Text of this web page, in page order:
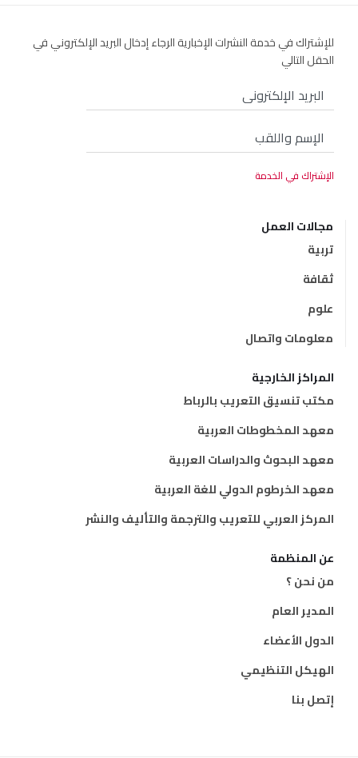
للإشتراك في خدمة النشرات الإخبارية الرجاء إدخال البريد الإلكتروني في
الحقل التالي
مجالات العمل
تربية
ثقافة
علوم
معلومات واتصال
المراكز الخارجية
مكتب تنسيق التعريب بالرباط
معهد المخطوطات العربية
معهد البحوث والدراسات العربية
معهد الخرطوم الدولي للغة العربية
المركز العربي للتعريب والترجمة والتأليف والنشر
عن المنظمة
من نحن ؟
المدير العام
الدول الأعضاء
الهيكل التنظيمي
إتصل بنا